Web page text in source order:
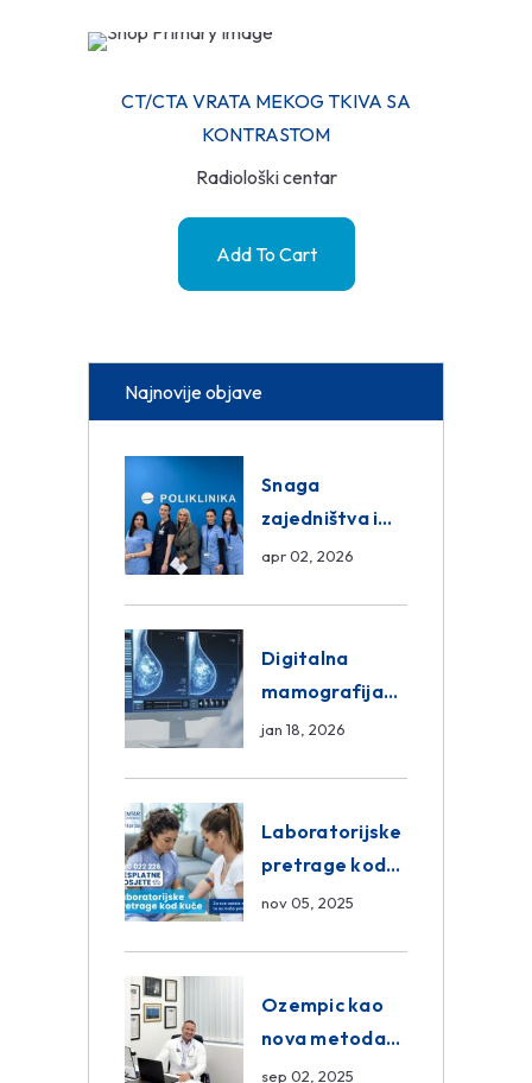
CT/CTA VRATA MEKOG TKIVA SA
KONTRASTOM
Radiološki centar
Add To Cart
Najnovije objave
Snaga
zajedništva i
razmjena
Group
apr 02, 2026
Digitalna
mamografija
Sarajevo –
Centar
Poliklinika
jan 18, 2026
Laboratorijske
pretrage kod
kuće – novo u
Poliklinici
nov 05, 2025
Ozempic kao
nova metoda
mršavljenja: da
sep 02, 2025